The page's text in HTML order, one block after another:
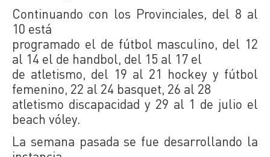
Continuando con los Provinciales, del 8 al
10 está
programado el de fútbol masculino, del 12
al 14 el de handbol, del 15 al 17 el
de atletismo, del 19 al 21 hockey y fútbol
femenino, 22 al 24 basquet, 26 al 28
atletismo discapacidad y 29 al 1 de julio el
beach vóley.
La semana pasada se fue desarrollando la